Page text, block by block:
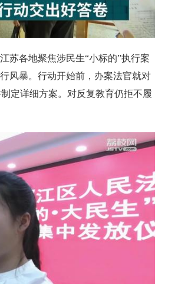
苏各地聚焦涉民生“小标的”执行案
风暴。行动开始前，办案法官就对
定详细方案。对反复教育仍拒不履